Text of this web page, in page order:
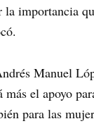
importancia
Manuel
el apoyo
para las